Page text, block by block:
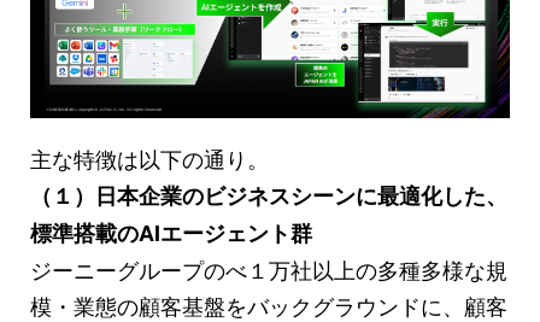
主な特徴は以下の通り。
（１）日本企業のビジネスシーンに最適化した、
標準搭載のAIエージェント群
ジーニーグループのべ１万社以上の多種多様な規
模・業態の顧客基盤をバックグラウンドに、顧客